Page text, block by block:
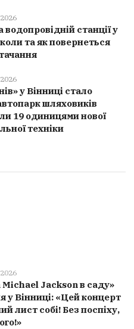
водопровідній станції у
та як повернеться
у Вінниці стало
шляховиків
19 одиницями нової
техніки
Jackson в саду»
у Вінниці: «Цей концерт
лист собі! Без поспіху,